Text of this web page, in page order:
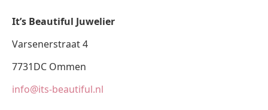
It’s Beautiful Juwelier
Varsenerstraat 4
7731DC Ommen
info@its-beautiful.nl